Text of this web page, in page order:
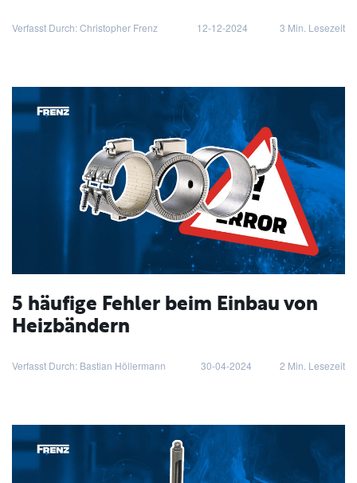
Verfasst Durch: Christopher Frenz 12-12-2024 3 Min. Lesezeit
5 häufige Fehler beim Einbau von
Heizbändern
Verfasst Durch: Bastian Höllermann 30-04-2024 2 Min. Lesezeit